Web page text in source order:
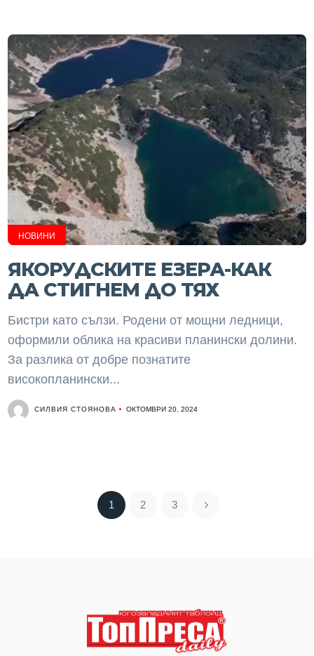
НОВИНИ
ЯКОРУДСКИТЕ ЕЗЕРА-КАК
ДА СТИГНЕМ ДО ТЯХ
Бистри като сълзи. Родени от мощни ледници,
оформили облика на красиви планински долини.
За разлика от добре познатите
високопланински...
СИЛВИЯ СТОЯНОВА ОКТОМВРИ 20, 2024
1 2 3